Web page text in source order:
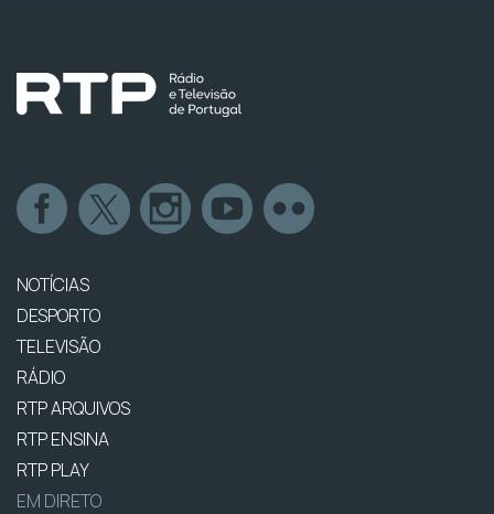
NOTÍCIAS
DESPORTO
TELEVISÃO
RÁDIO
RTP ARQUIVOS
RTP ENSINA
RTP PLAY
EM DIRETO